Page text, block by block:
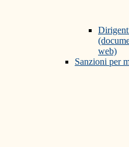
web)
Sanzioni per